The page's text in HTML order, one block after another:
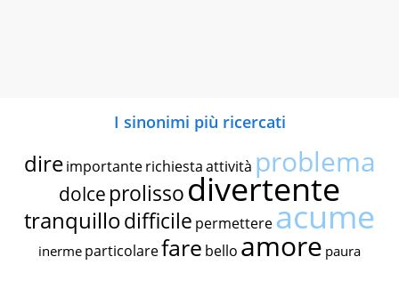
I sinonimi più ricercati
dire importante richiestaattività problema
dolce prolissodivertente
tranquillodifficile permettereacume
inerme particolarefare bello amore paura